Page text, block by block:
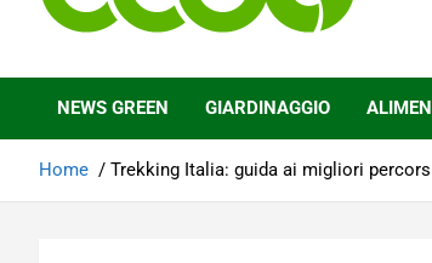
Ecoo.it
NEWS GREEN GIARDINAGGIO
Home Trekking Italia: guida ai migliori